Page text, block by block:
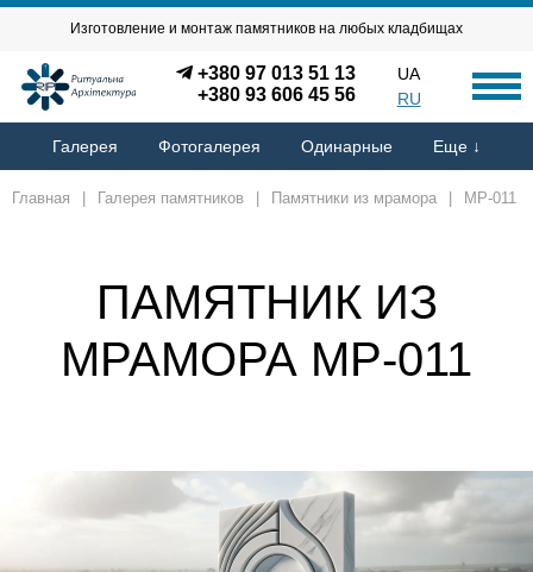
Изготовление и монтаж памятников на любых кладбищах
+380 97 013 51 13
+380 93 606 45 56
UA
RU
Галерея Фотогалерея Одинарные Еще ↓
Главная Галерея памятников Памятники из мрамора MP-011
ПАМЯТНИК ИЗ
МРАМОРА MP-011